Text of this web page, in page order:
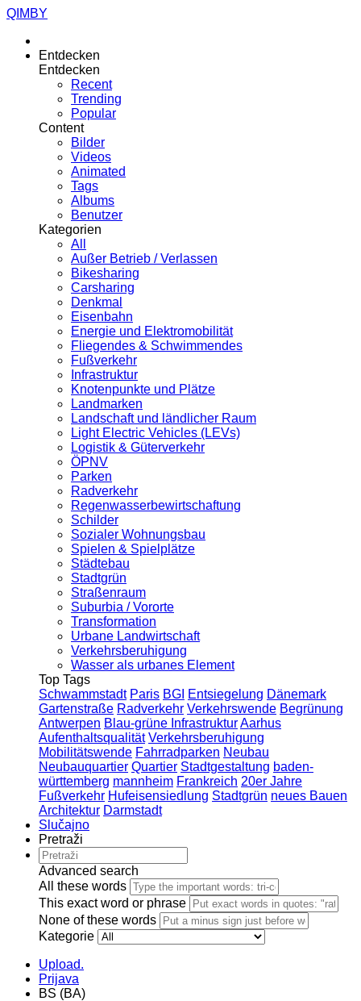
QIMBY
Entdecken
Entdecken
Recent
Trending
Popular
Content
Bilder
Videos
Animated
Tags
Albums
Benutzer
Kategorien
All
Außer Betrieb / Verlassen
Bikesharing
Carsharing
Denkmal
Eisenbahn
Energie und Elektromobilität
Fliegendes & Schwimmendes
Fußverkehr
Infrastruktur
Knotenpunkte und Plätze
Landmarken
Landschaft und ländlicher Raum
Light Electric Vehicles (LEVs)
Logistik & Güterverkehr
ÖPNV
Parken
Radverkehr
Regenwasserbewirtschaftung
Schilder
Sozialer Wohnungsbau
Spielen & Spielplätze
Städtebau
Stadtgrün
Straßenraum
Suburbia / Vororte
Transformation
Urbane Landwirtschaft
Verkehrsberuhigung
Wasser als urbanes Element
Top Tags
Schwammstadt Paris BGI Entsiegelung Dänemark
Gartenstraße Radverkehr Verkehrswende Begrünung
Antwerpen Blau-grüne InfrastrukturAarhus
Aufenthaltsqualität Verkehrsberuhigung
Mobilitätswende Fahrradparken Neubau
Neubauquartier Quartier Stadtgestaltung baden-
württemberg mannheim Frankreich 20er Jahre
Fußverkehr Hufeisensiedlung Stadtgrün neues Bauen
Architektur Darmstadt
Slučajno
Pretraži
Advanced search
All these words
This exact word or phrase
None of these words
Kategorie
Upload.
Prijava
BS (BA)